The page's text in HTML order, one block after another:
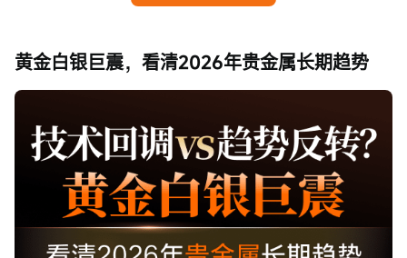
黄金白银巨震，看清2026年贵金属长期趋势